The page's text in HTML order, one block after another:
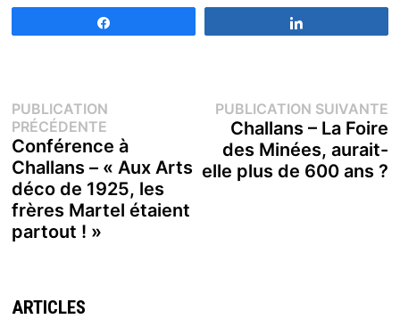
Navigation
de
l’article
PUBLICATION
PRÉCÉDENTEPublication
précédente :
Conférence à
Challans – « Aux Arts
déco de 1925, les
frères Martel étaient
partout ! »
PUBLICATION SUIVANTE
Challans – La Foire
des Minées, aurait-
elle plus de 600 ans ?
ARTICLES